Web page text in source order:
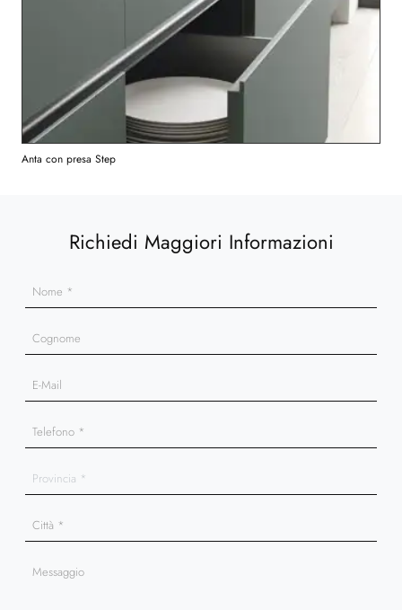
Anta con presa Step
Richiedi Maggiori Informazioni